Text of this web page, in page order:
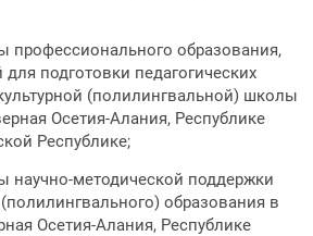
профессионального образования,
подготовки педагогических
(полилингвальной) школы
Осетия-Алания, Республике
Республике;
научно-методической поддержки
образования в
Осетия-Алания, Республике